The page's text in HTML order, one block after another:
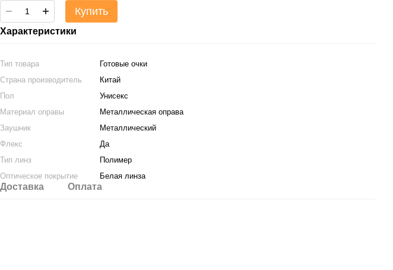
Купить
Характеристики
Тип товара
Готовые очки
Страна производитель
Китай
Пол
Унисекс
Материал оправы
Металлическая оправа
Заушник
Металлический
Флекс
Да
Тип линз
Полимер
Оптическое покрытие
Белая линза
Доставка Оплата